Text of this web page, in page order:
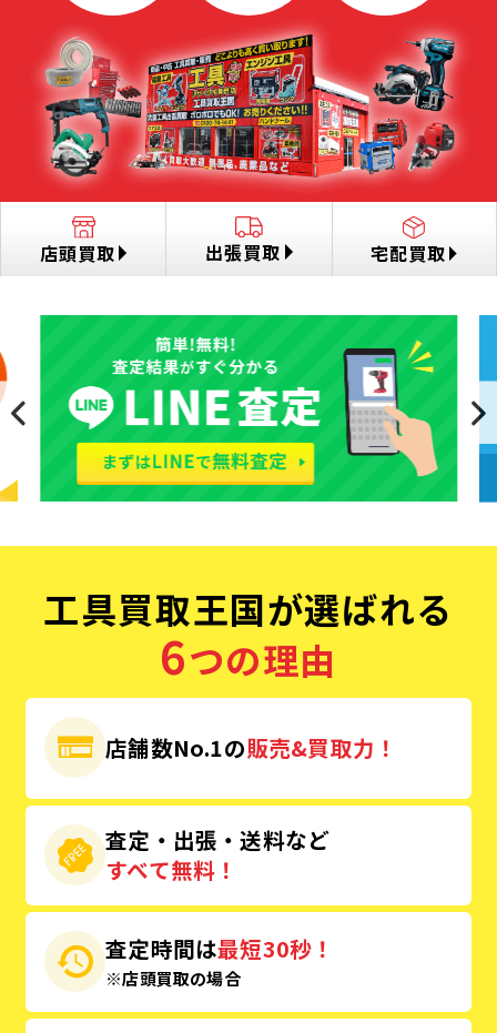
店頭買取 出張買取 宅配買取
工具買取王国が選ばれる
6つの理由
店舗数No.1の販売&買取力！
査定・出張・送料など
すべて無料！
査定時間は最短30秒！
※店頭買取の場合